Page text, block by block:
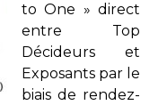
to One » direct
entre Top
Décideurs et
Exposants par le
biais de rendez-